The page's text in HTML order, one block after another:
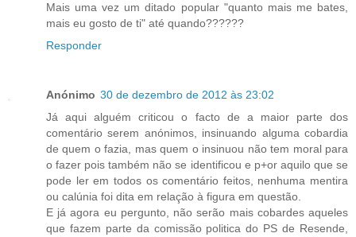
Mais uma vez um ditado popular "quanto mais me bates,
mais eu gosto de ti" até quando??????
Responder
Anónimo 30 de dezembro de 2012 às 23:02
Já aqui alguém criticou o facto de a maior parte dos
comentário serem anónimos, insinuando alguma cobardia
de quem o fazia, mas quem o insinuou não tem moral para
o fazer pois também não se identificou e p+or aquilo que se
pode ler em todos os comentário feitos, nenhuma mentira
ou calúnia foi dita em relação à figura em questão.
E já agora eu pergunto, não serão mais cobardes aqueles
que fazem parte da comissão politica do PS de Resende,